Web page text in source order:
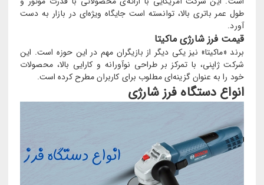
طول عمر باتری بالا، توانسته است جایگاه ویژه‌ای در بازار به دست
آورد.
قیمت فرز شارژی ماکیتا
برند «ماکیتا» نیز یکی دیگر از بازیگران مهم در این حوزه است. این
شرکت ژاپنی، با تمرکز بر طراحی نوآورانه و کارایی بالا، محصولات
خود را به عنوان گزینه‌ای مطلوب برای کاربران مطرح کرده است.
انواع دستگاه فرز شارژی